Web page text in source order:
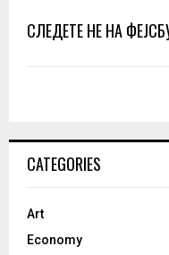
СЛЕДЕТЕ НЕ НА
CATEGORIES
Art
Economy